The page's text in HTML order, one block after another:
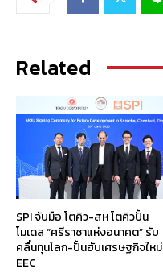
Related
SPI จับมือ โตคิว-สห โตคิวปั้น
โมเดล “ศรีราชาแห่งอนาคต” รับ
คลื่นทุนโลก-ปั้นฮับเศรษฐกิจใหม่
EEC